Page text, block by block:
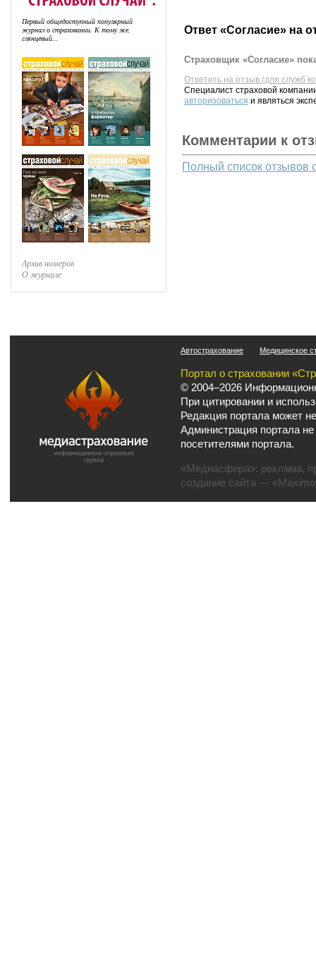
Первый общедоступный популярный
журнал о страховании. К тому же,
глянцевый...
Архив номеров
О журнале
Ответ «Согласие» на
Страховщик «Согласие»
Ответить на отзыв (для служб
Специалист страховой
авторизоваться и являться
Комментарии к
Полный список отзывов
Автострахование Медицинское
Портал о страховании
© 2004–2026
При цитировании и
Редакция портала может
Администрация портала
посетителями портала.
«Медиасфера»: реклама,
создание сайта —